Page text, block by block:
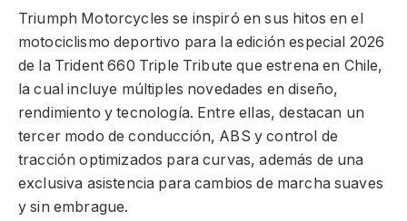
Triumph Motorcycles se inspiró en sus hitos en el
motociclismo deportivo para la edición especial 2026
de la Trident 660 Triple Tribute que estrena en Chile,
la cual incluye múltiples novedades en diseño,
rendimiento y tecnología. Entre ellas, destacan un
tercer modo de conducción, ABS y control de
tracción optimizados para curvas, además de una
exclusiva asistencia para cambios de marcha suaves
y sin embrague.